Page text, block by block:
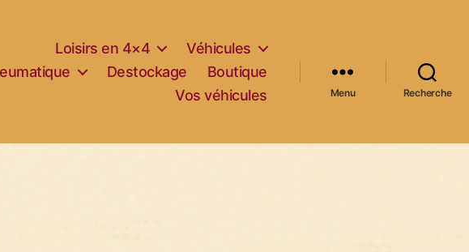
Loisirs en 4×4
Véhicules
Destockage
Boutique
Vos véhicules
Menu Recherche